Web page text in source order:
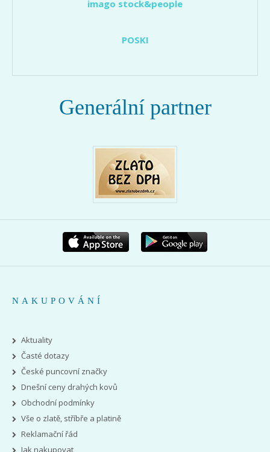
imago stock&people
POSKI
Generální partner
NAKUPOVÁNÍ
Aktuality
Časté dotazy
České puncovní značky
Dnešní ceny drahých kovů
Obchodní podmínky
Vše o zlatě, stříbře a platině
Reklamační řád
Jak nakupovat